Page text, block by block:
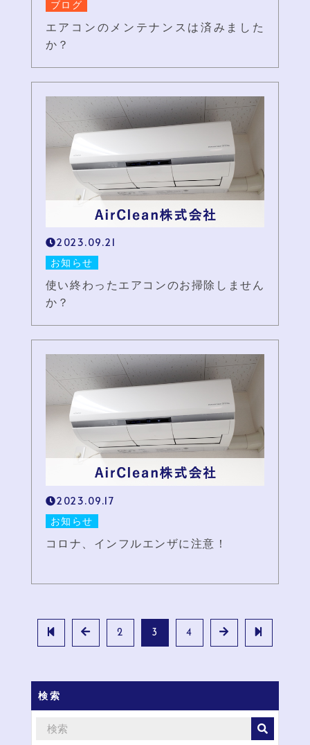
ブログ
エアコンのメンテナンスは済みました
か？
2023.09.21
お知らせ
使い終わったエアコンのお掃除しません
か？
2023.09.17
お知らせ
コロナ、インフルエンザに注意！
2 3 4
検索